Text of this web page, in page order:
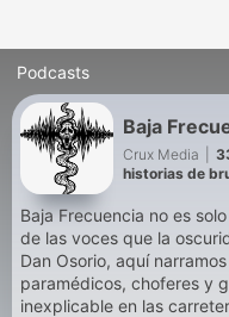
Podcasts
Baja
Crux Media
historias de
Baja Frecuencia no es
de las voces que la oscuridad
Dan Osorio, aquí
paramédicos, choferes y
inexplicable en las